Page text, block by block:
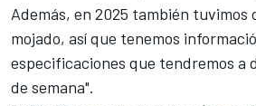
Además, en 2025 también tuvimos
mojado, así que tenemos
especificaciones que tendremos a
de semana".